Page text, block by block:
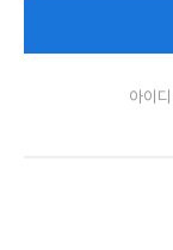
아이디